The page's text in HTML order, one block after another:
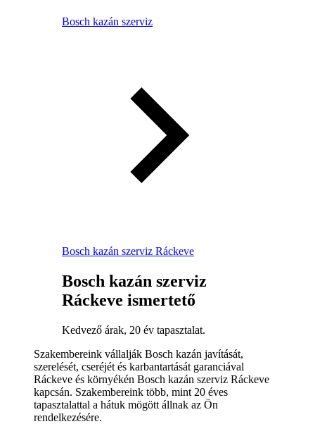
Bosch kazán szerviz
Bosch kazán szerviz Ráckeve
Bosch kazán szerviz
Ráckeve ismertető
Kedvező árak, 20 év tapasztalat.
Szakembereink vállalják Bosch kazán javítását,
szerelését, cseréjét és karbantartását garanciával
Ráckeve és környékén Bosch kazán szerviz Ráckeve
kapcsán. Szakembereink több, mint 20 éves
tapasztalattal a hátuk mögött állnak az Ön
rendelkezésére.